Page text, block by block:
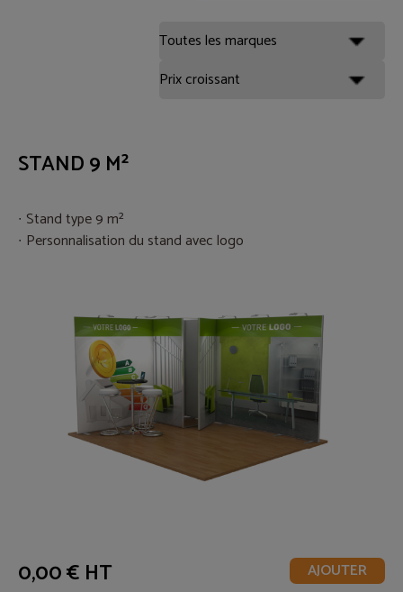
STAND 9 M²
Stand type 9 m²
Personnalisation du stand avec logo
0,00 € HT AJOUTER